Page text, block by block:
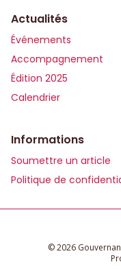
Actualités
Événements
Accompagnement
Édition 2025
Calendrier
Informations
Soumettre un article
Politique de
© 2026